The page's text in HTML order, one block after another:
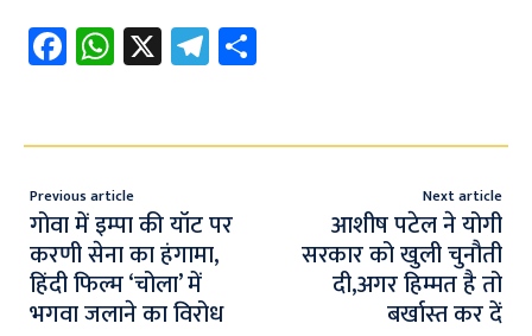
Fa
ce
o
o
k
W
h
s
A
p
p
X Te
le
a e
Previous article
गोवा में इम्पा की यॉट पर
करणी सेना का हंगामा,
हिंदी फिल्म ‘चोला’ में
भगवा जलाने का विरोध
Next article
आशीष पटेल ने योगी
सरकार को खुली चुनौती
दी,अगर हिम्मत है तो
बर्खास्त कर दें